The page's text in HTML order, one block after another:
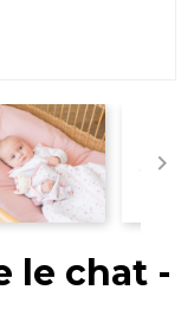

le chat -